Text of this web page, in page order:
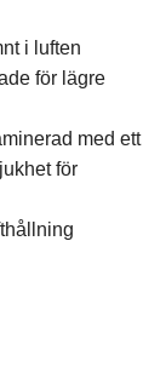
i luften
för lägre
med ett
för